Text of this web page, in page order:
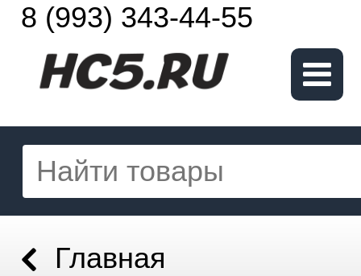
8 (993) 343-44-55
Главная